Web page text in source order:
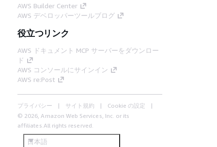
AWS Builder Center
AWS デベロッパーツールブログ
役立つリンク
AWS ドキュメント MCP サーバーをダウンロー
ド
AWS コンソールにサインイン
AWS re:Post
プライバシー サイト規約
Cookie の設定
© 2026, Amazon Web Services, Inc. or its
affiliates.All rights reserved.
日本語